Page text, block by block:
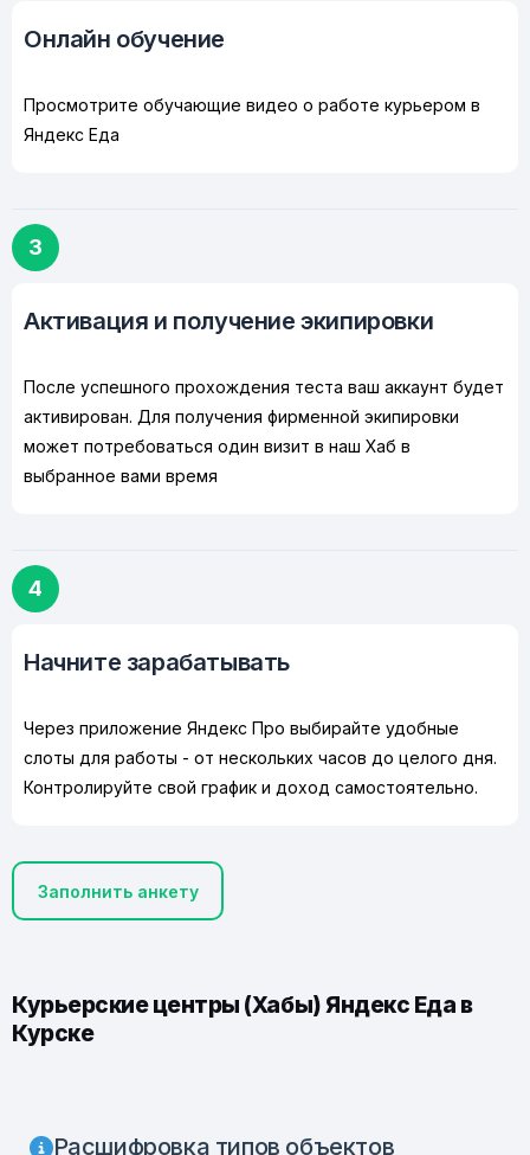
Онлайн обучение
Просмотрите обучающие видео о работе курьером в
Яндекс Еда
3
Активация и получение экипировки
После успешного прохождения теста ваш аккаунт будет
активирован. Для получения фирменной экипировки
может потребоваться один визит в наш Хаб в
выбранное вами время
4
Начните зарабатывать
Через приложение Яндекс Про выбирайте удобные
слоты для работы - от нескольких часов до целого дня.
Контролируйте свой график и доход самостоятельно.
Заполнить анкету
Курьерские центры (Хабы) Яндекс Еда в
Курске
Расшифровка типов объектов